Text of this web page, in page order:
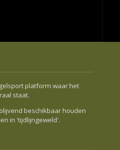
platform waar het
staat.
beschikbaar houden
in 'tijdlijngeweld'.